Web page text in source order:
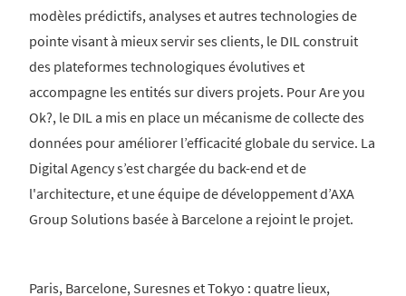
modèles prédictifs, analyses et autres technologies de
pointe visant à mieux servir ses clients, le DIL construit
des plateformes technologiques évolutives et
accompagne les entités sur divers projets. Pour Are you
Ok?, le DIL a mis en place un mécanisme de collecte des
données pour améliorer l’efficacité globale du service. La
Digital Agency s’est chargée du back-end et de
l'architecture, et une équipe de développement d’AXA
Group Solutions basée à Barcelone a rejoint le projet.
Paris, Barcelone, Suresnes et Tokyo : quatre lieux,